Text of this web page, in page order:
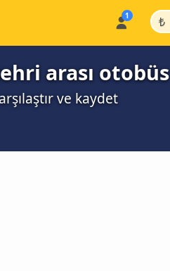
₺
arası otobüs
ve kaydet